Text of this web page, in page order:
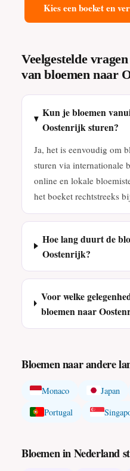
Kies een boeket en
Veelgestelde
van bloemen naar
Kun je bloemen
Oostenrijk sturen?
Ja, het is eenvoudig om
sturen via internationale
online en lokale
het boeket rechtstreeks
Hoe lang duurt de
Oostenrijk?
Voor welke
bloemen naar
Bloemen naar andere
Monaco Japan
Portugal
Bloemen in Nederland